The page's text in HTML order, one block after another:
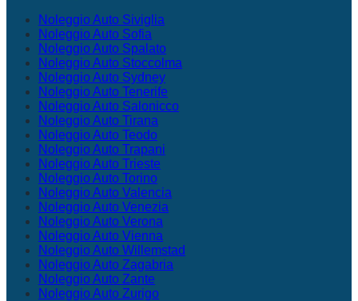
Noleggio Auto Siviglia
Noleggio Auto Sofia
Noleggio Auto Spalato
Noleggio Auto Stoccolma
Noleggio Auto Sydney
Noleggio Auto Tenerife
Noleggio Auto Salonicco
Noleggio Auto Tirana
Noleggio Auto Teodo
Noleggio Auto Trapani
Noleggio Auto Trieste
Noleggio Auto Torino
Noleggio Auto Valencia
Noleggio Auto Venezia
Noleggio Auto Verona
Noleggio Auto Vienna
Noleggio Auto Willemstad
Noleggio Auto Zagabria
Noleggio Auto Zante
Noleggio Auto Zurigo